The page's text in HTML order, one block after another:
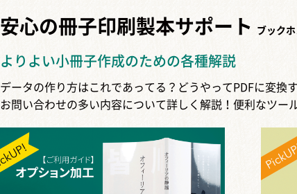
安心の冊子印刷製本サポート ブック
よりよい小冊子作成のための各種解説
データの作り方はこれであってる？どうやってPDFに変換
お問い合わせの多い内容について詳しく解説！便利なツー